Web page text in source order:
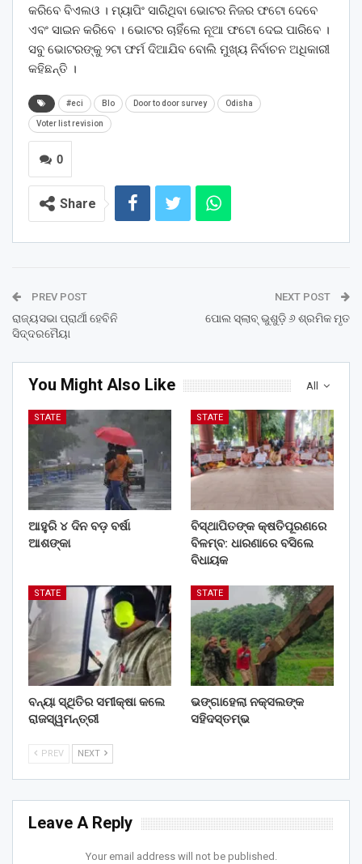
କରିବେ ବିଏଲଓ । ମ୍ୟାପିଂ ସାରିଥିବା ଭୋଟର ନିଜର ଫଟୋ ଦେବେ
ଏବଂ ସାଇନ କରିବେ । ଭୋଟର ଚାହିଁଲେ ନୂଆ ଫଟୋ ଦେଇ ପାରିବେ ।
ସବୁ ଭୋଟରଙ୍କୁ ୨ଟା ଫର୍ମ ଦିଆଯିବ ବୋଲି ମୁଖ୍ୟ ନିର୍ବାଚନ ଅଧିକାରୀ
କହିଛନ୍ତି ।
#eci Blo Door to door survey Odisha
Voter list revision
0
Share
PREV POST
ରାଜ୍ୟସଭା ପ୍ରାର୍ଥୀ ହେବିନି
ସିଦ୍ଦରମୈୟା
NEXT POST
ପୋଲ ସ୍ଲାବ୍ ଭୁଶୁଡ଼ି ୬ ଶ୍ରମିକ ମୃତ
All
You Might Also Like
STATE
ଆହୁରି ୪ ଦିନ ବଡ଼ ବର୍ଷା
ଆଶଙ୍କା
STATE
ବିସ୍ଥାପିତଙ୍କ କ୍ଷତିପୂରଣରେ
ବିଳମ୍ବ: ଧାରଣାରେ ବସିଲେ
ବିଧାୟକ
STATE
ବନ୍ୟା ସ୍ଥିତିର ସମୀକ୍ଷା କଲେ
ରାଜସ୍ୱମନ୍ତ୍ରୀ
STATE
ଭଙ୍ଗାହେଲା ନକ୍ସଲଙ୍କ
ସହିଦସ୍ତମ୍ଭ
PREV NEXT
Leave A Reply
Your email address will not be published.